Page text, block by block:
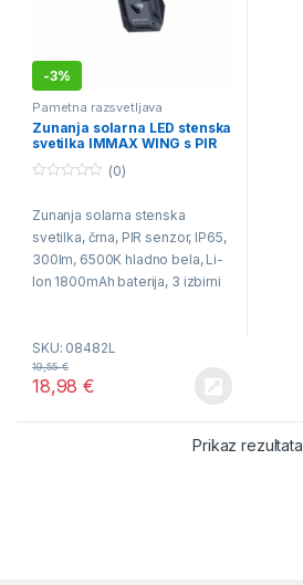
-3%
Pametna razsvetljava
Zunanja solarna LED stenska
svetilka IMMAX WING s PIR
u
o
f
5
(0)
Zunanja solarna stenska
svetilka, črna, PIR senzor, IP65,
300lm, 6500K hladno bela, Li-
Ion 1800mAh baterija, 3 izbirni
SKU: 08482L
18,98€
19,55€
Prikaz rezultata